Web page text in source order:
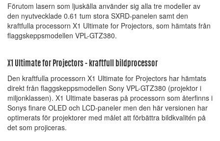
Förutom lasern som ljuskälla använder sig alla tre modeller av
den nyutvecklade 0.61 tum stora SXRD-panelen samt den
kraftfulla processorn X1 Ultimate for Projectors, som hämtats från
flaggskeppsmodellen VPL-GTZ380.
X1 Ultimate for Projectors - kraftfull bildprocessor
Den kraftfulla processorn X1 Ultimate for Projectors har hämtats
direkt från flaggskeppsmodellen Sony VPL-GTZ380 (projektor i
miljonklassen). X1 Ultimate baseras på processorn som återfinns i
Sonys finare OLED och LCD-paneler men den här versionen har
optimerats för projektorer med målet att förbättra bildkvalitén på
det som projiceras.